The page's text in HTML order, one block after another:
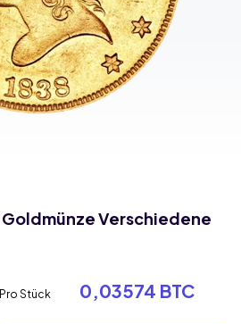
Goldmünze Verschiedene
Pro Stück 0,03574 BTC